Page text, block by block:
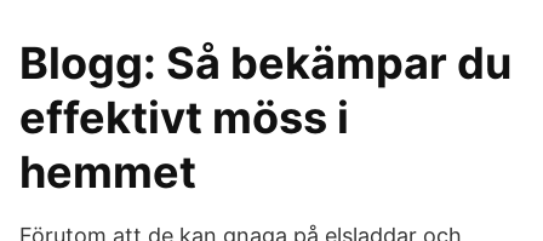
Blogg: Så bekämpar du
effektivt möss i
hemmet
Förutom att de kan gnaga på elsladdar och